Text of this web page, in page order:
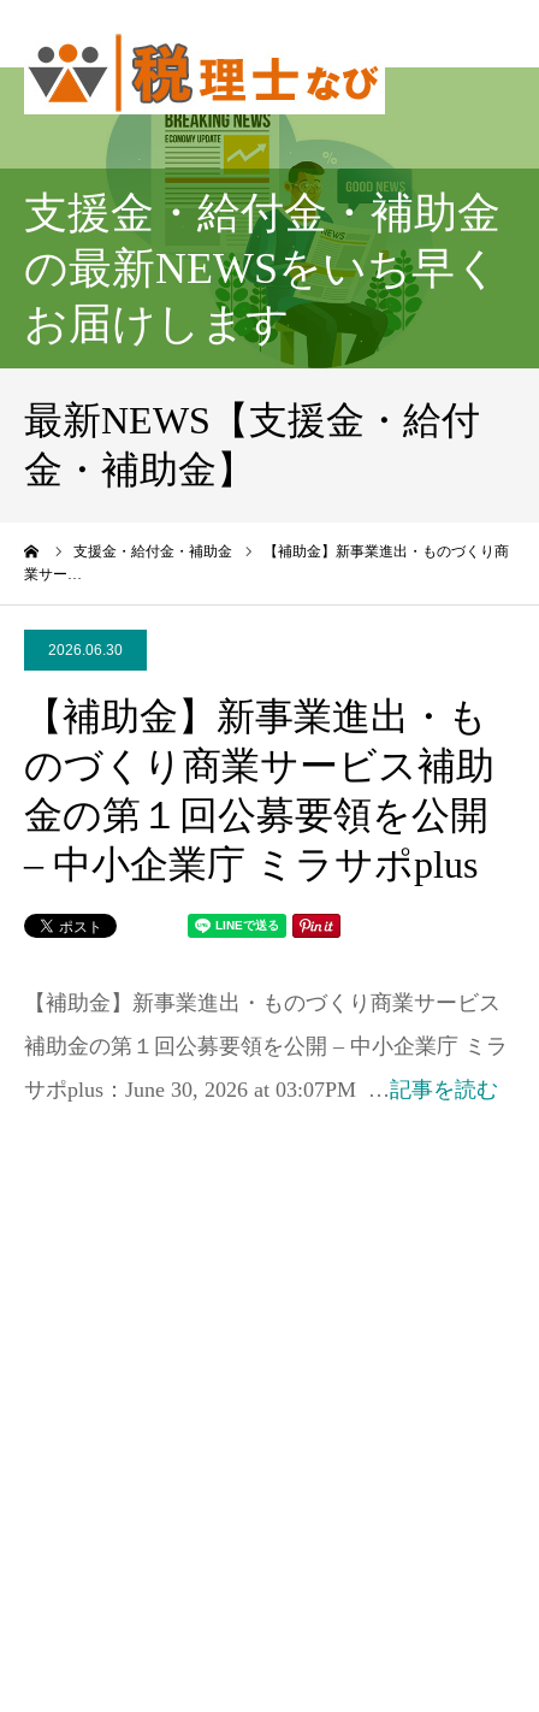
支援金・給付金・補助金
の最新NEWSをいち早く
お届けします
最新NEWS【支援金・給付
金・補助金】
支援金・給付金・補助金
【補助金】新事業進出・ものづくり商
業サー…
2026.06.30
【補助金】新事業進出・も
のづくり商業サービス補助
金の第１回公募要領を公開
– 中小企業庁 ミラサポplus
【補助金】新事業進出・ものづくり商業サービス
補助金の第１回公募要領を公開 – 中小企業庁 ミラ
サポplus：June 30, 2026 at 03:07PM …記事を読む